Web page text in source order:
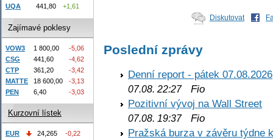
Diskutovat
Poslední zprávy
Denní report - pátek 07.08.2026
07.08. 22:27Fio
Pozitivní vývoj na Wall Street
07.08. 19:37Fio
Pražská burza v závěru týdne
UQA
441,80 +1,61
Zajímavé poklesy
VOW3 1 800,00
-5,06
CSG
441,60
-4,62
CTP
361,20
-3,42
MATTE
18 600,00
-3,13
PEN
6,40 -3,03
Kurzovní lístek
EUR 24,265
-0,22